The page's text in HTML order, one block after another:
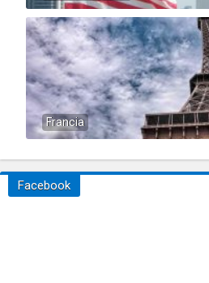
Francia
Facebook